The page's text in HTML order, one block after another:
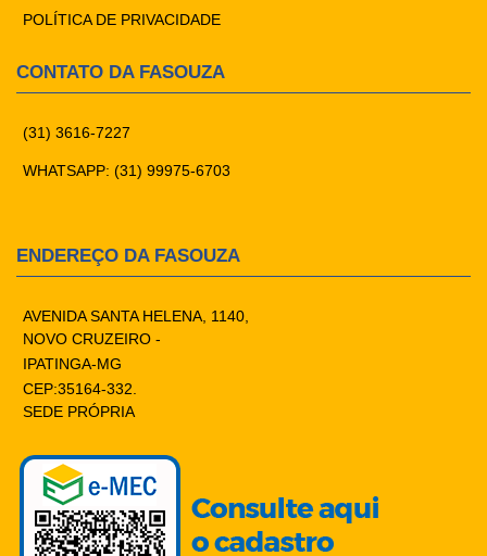
POLÍTICA DE PRIVACIDADE
CONTATO DA FASOUZA
(31) 3616-7227
WHATSAPP: (31) 99975-6703
ENDEREÇO DA FASOUZA
AVENIDA SANTA HELENA, 1140,
NOVO CRUZEIRO -
IPATINGA-MG
CEP:35164-332.
SEDE PRÓPRIA